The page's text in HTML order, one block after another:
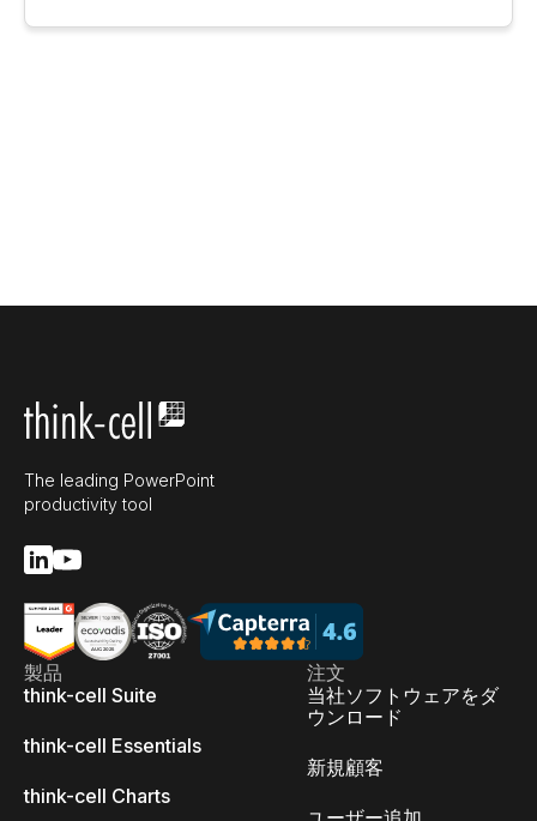
The leading PowerPoint
productivity tool
製品
think-cell Suite
think-cell Essentials
think-cell Charts
注文
当社ソフトウェアをダ
ウンロード
新規顧客